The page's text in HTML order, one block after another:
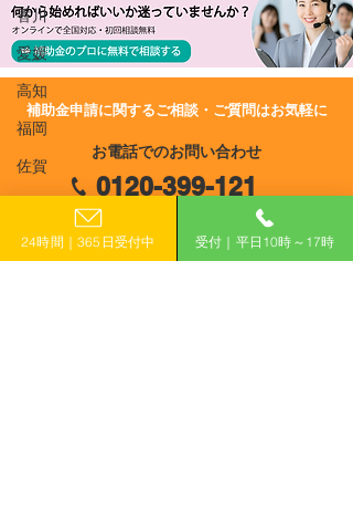
香川
愛媛
高知
福岡
佐賀
熊本
泊事業者DX推進事業費補
助金
​補助金申請に関するご相談・ご質問はお気軽に
お電話でのお問い合わせ
0120-399-121
24時間｜365日受付中 受付｜平日10時～17時